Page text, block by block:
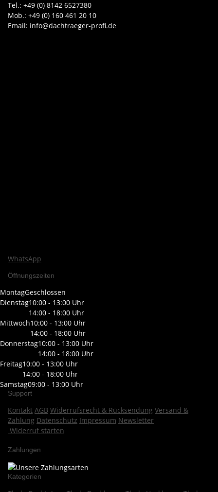
Tel.: +49 (0) 8142 6527380
Mob.: +49 (0) 160 461 20 10
Email: info@dachtraeger-profi.de
WhatsApp
Öffnungszeiten
MontagGeschlossen
Dienstag10:00 - 13:00 Uhr
14:00 - 18:00 Uhr
Mittwoch10:00 - 13:00 Uhr
14:00 - 18:00 Uhr
Donnerstag10:00 - 13:00 Uhr
14:00 - 18:00 Uhr
Freitag10:00 - 13:00 Uhr
14:00 - 18:00 Uhr
Samstag09:00 - 13:00 Uhr
Support
Kontakt AGB Widerrufsrecht & Rücksendung Versand &
Zahlung Datenschutz Impressum Newsletter
Widerruf starten
Zahlungen
Kategorien